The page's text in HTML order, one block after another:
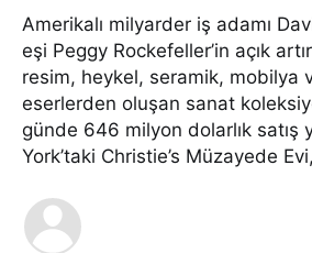
Amerikalı milyarder iş adamı
eşi Peggy Rockefeller’in açık
resim, heykel, seramik, mobilya
eserlerden oluşan sanat
günde 646 milyon dolarlık satış
York’taki Christie’s Müzayede